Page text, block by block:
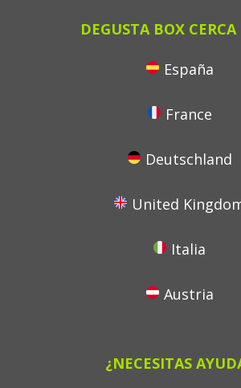
DEGUSTA BOX
España
France
Deutschland
United
Italia
Austria
¿NECESITAS